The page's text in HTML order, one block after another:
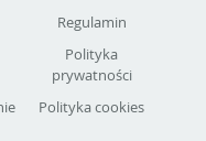
Regulamin
Polityka
prywatności
Polityka cookies